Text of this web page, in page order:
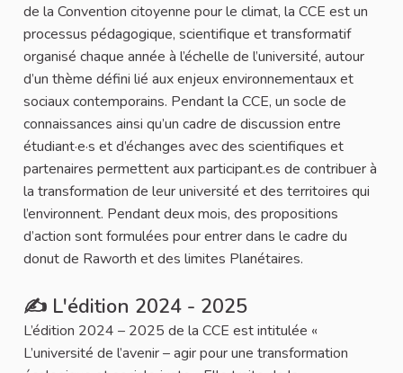
de la Convention citoyenne pour le climat, la CCE est un
processus pédagogique, scientifique et transformatif
organisé chaque année à l’échelle de l’université, autour
d’un thème défini lié aux enjeux environnementaux et
sociaux contemporains. Pendant la CCE, un socle de
connaissances ainsi qu’un cadre de discussion entre
étudiant·e·s et d’échanges avec des scientifiques et
partenaires permettent aux participant.es de contribuer à
la transformation de leur université et des territoires qui
l’environnent. Pendant deux mois, des propositions
d’action sont formulées pour entrer dans le cadre du
donut de Raworth et des limites Planétaires.
✍️ L'édition 2024 - 2025
L’édition 2024 – 2025 de la CCE est intitulée «
L’université de l’avenir – agir pour une transformation